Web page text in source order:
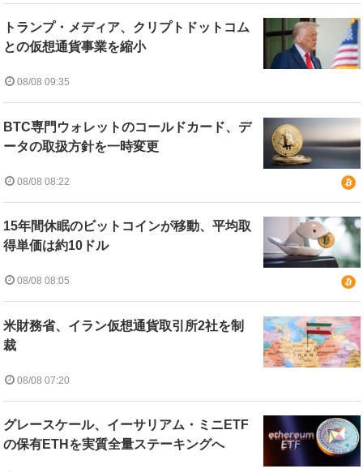
トランプ・メディア、クリプトドットコム
との仮想通貨事業を縮小
08/08 09:35
BTC専門ウォレットのコールドカード、デ
ータの取扱方針を一時変更
08/08 08:22
15年間休眠のビットコインが移動、平均取
得単価は約10ドル
08/08 08:05
米財務省、イラン仮想通貨取引所2社を制
裁
08/08 07:20
グレースケール、イーサリアム・ミニETF
の保有ETHを実質全量ステーキングへ